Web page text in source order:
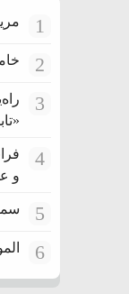
1
2
3
4
و
5
6